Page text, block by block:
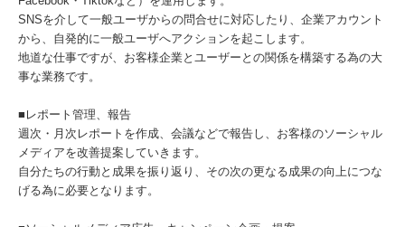
SNSを介して一般ユーザからの問合せに対応したり、企業アカウント
から、自発的に一般ユーザへアクションを起こします。
地道な仕事ですが、お客様企業とユーザーとの関係を構築する為の大
事な業務です。
■レポート管理、報告
週次・月次レポートを作成、会議などで報告し、お客様のソーシャル
メディアを改善提案していきます。
自分たちの行動と成果を振り返り、その次の更なる成果の向上につな
げる為に必要となります。